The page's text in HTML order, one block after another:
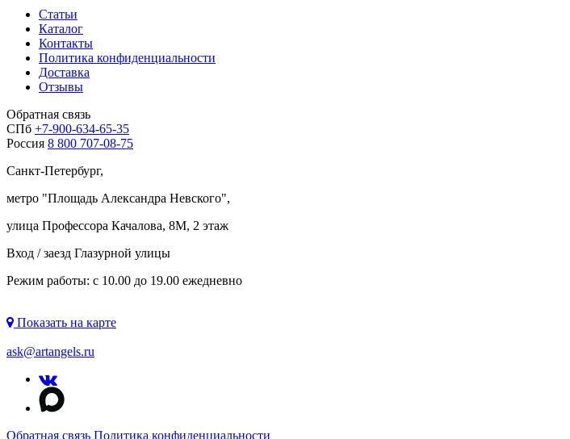
Статьи
Каталог
Контакты
Политика конфиденциальности
Доставка
Отзывы
Обратная связь
СПб +7-900-634-65-35
Россия 8 800 707-08-75
Санкт-Петербург,
метро "Площадь Александра Невского",
улица Профессора Качалова, 8М, 2 этаж
Вход / заезд Глазурной улицы
Режим работы: с 10.00 до 19.00 ежедневно
Показать на карте
ask@artangels.ru
Обратная связь Политика конфиденциальности